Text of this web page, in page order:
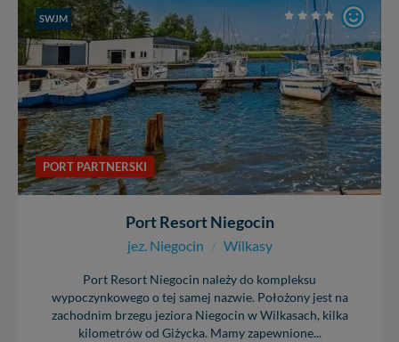
SWJM
PORT PARTNERSKI
Port Resort Niegocin
jez. Niegocin / Wilkasy
Port Resort Niegocin należy do kompleksu
wypoczynkowego o tej samej nazwie. Położony jest na
zachodnim brzegu jeziora Niegocin w Wilkasach, kilka
kilometrów od Giżycka. Mamy zapewnione...